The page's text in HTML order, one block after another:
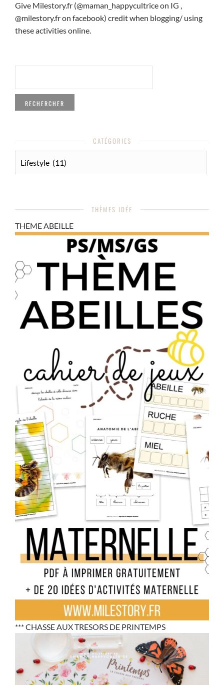
Give Milestory.fr (@maman_happycultrice on IG ,
@milestory.fr on facebook) credit when blogging/ using
these activities online.
CATÉGORIES
CATÉGORIES
THÈMES IDÉE
THEME ABEILLE
*** CHASSE AUX TRESORS DE PRINTEMPS